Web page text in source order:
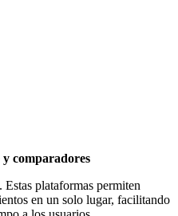
comparadores
plataformas permiten
en un solo lugar, facilitando